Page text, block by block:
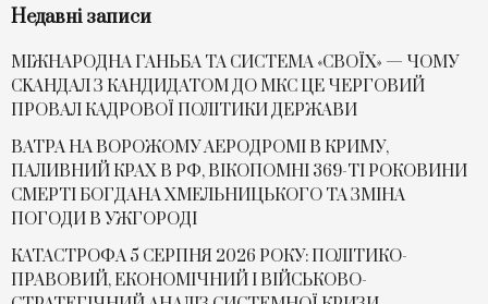
Недавні записи
МІЖНАРОДНА ГАНЬБА ТА СИСТЕМА «СВОЇХ» — ЧОМУ
СKАНДАЛ З КАНДИДАТОМ ДО МКС ЦЕ ЧЕРГОВИЙ
ПРОВАЛ КАДРОВОЇ ПОЛІТИКИ ДЕРЖАВИ
ВАТРА НА ВОРОЖОМУ АЕРОДРОМІ В КРИМУ,
ПАЛИВНИЙ КРАХ В РФ, ВІКОПОМНІ 369-ТІ РОКОВИНИ
СМЕРТІ БОГДАНА ХМЕЛЬНИЦЬКОГО ТА ЗМІНА
ПОГОДИ В УЖГОРОДІ
КАТАСТРОФА 5 СЕРПНЯ 2026 РОКУ: ПОЛІТИКО-
ПРАВОВИЙ, ЕКОНОМІЧНИЙ І ВІЙСЬКОВО-